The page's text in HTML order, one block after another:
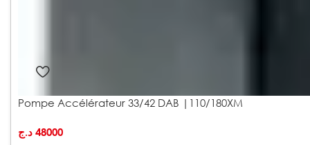
Pompe Accélérateur 33/42 DAB |110/180XM
48000 د.ج